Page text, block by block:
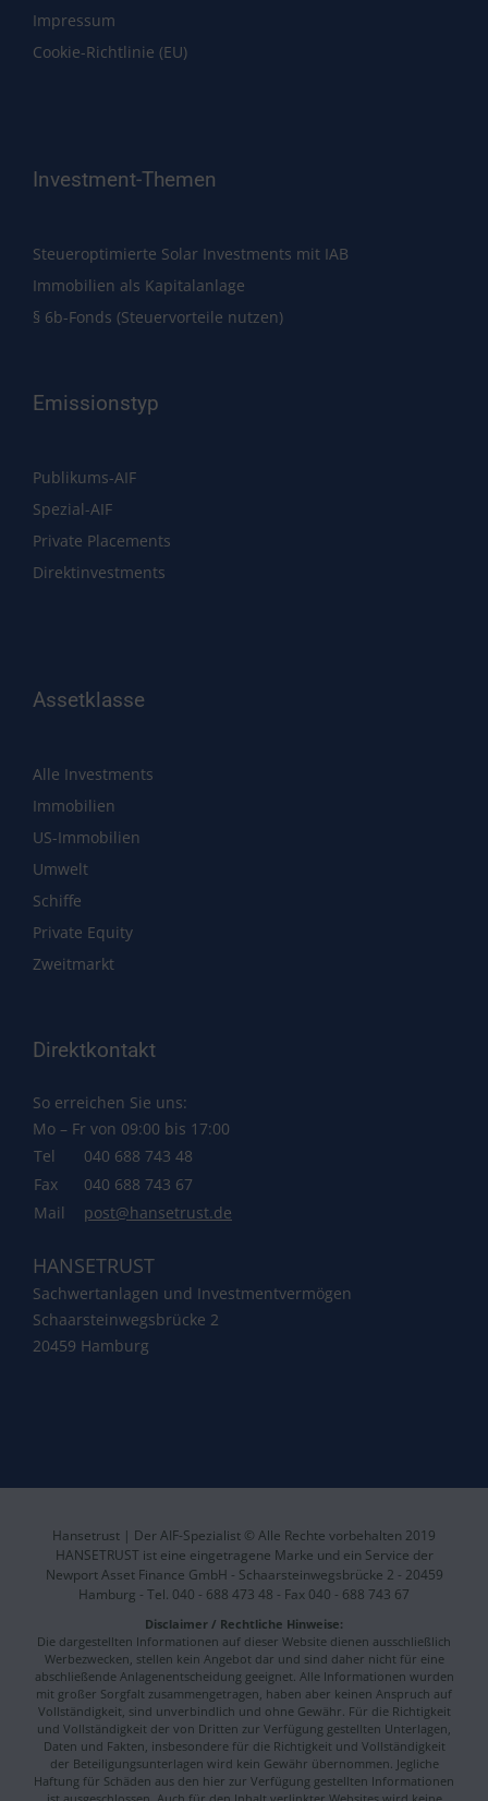
Impressum
Cookie-Richtlinie (EU)
Investment-Themen
Steueroptimierte Solar Investments mit IAB
Immobilien als Kapitalanlage
§ 6b-Fonds (Steuervorteile nutzen)
Emissionstyp
Publikums-AIF
Spezial-AIF
Private Placements
Direktinvestments
Assetklasse
Alle Investments
Immobilien
US-Immobilien
Umwelt
Schiffe
Private Equity
Zweitmarkt
Direktkontakt
So erreichen Sie uns:
Mo – Fr von 09:00 bis 17:00
Tel
040 688 743 48
Fax
040 688 743 67
Mail
post@hansetrust.de
HANSETRUST
Sachwertanlagen und Investmentvermögen
Schaarsteinwegsbrücke 2
20459 Hamburg
Hansetrust | Der AIF-Spezialist © Alle Rechte vorbehalten 2019
HANSETRUST ist eine eingetragene Marke und ein Service der
Newport Asset Finance GmbH - Schaarsteinwegsbrücke 2 - 20459
Hamburg - Tel. 040 - 688 473 48 - Fax 040 - 688 743 67
Disclaimer / Rechtliche Hinweise:
Die dargestellten Informationen auf dieser Website dienen ausschließlich
Werbezwecken, stellen kein Angebot dar und sind daher nicht für eine
abschließende Anlagenentscheidung geeignet. Alle Informationen wurden
mit großer Sorgfalt zusammengetragen, haben aber keinen Anspruch auf
Vollständigkeit, sind unverbindlich und ohne Gewähr. Für die Richtigkeit
und Vollständigkeit der von Dritten zur Verfügung gestellten Unterlagen,
Daten und Fakten, insbesondere für die Richtigkeit und Vollständigkeit
der Beteiligungsunterlagen wird kein Gewähr übernommen. Jegliche
Haftung für Schäden aus den hier zur Verfügung gestellten Informationen